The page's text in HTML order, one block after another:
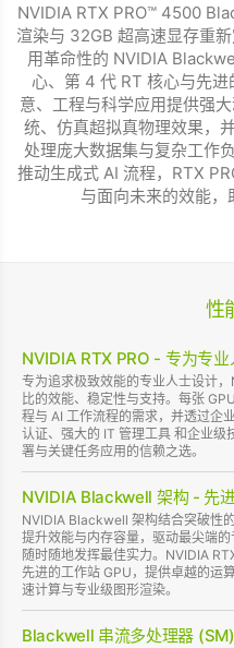
NVIDIA RTX PRO™ 4500
渲染与 32GB 超高速显存重
用革命性的 NVIDIA
心、第 4 代 RT 核心与先
意、工程与科学应用提供强
统、仿真超拟真物理效果，
处理庞大数据集与复杂工作
推动生成式 AI 流程，RTX
与面向未来的效能，
性
NVIDIA RTX PRO - 专为专
专为追求极致效能的专业人士设计
比的效能、稳定性与支持。每张
程与 AI 工作流程的需求，并透过企
认证、强大的 IT 管理工具 和企业级
署与关键任务应用的信赖之选。
NVIDIA Blackwell 架构 - 先
NVIDIA Blackwell 架构结合突破性
提升效能与内存容量，驱动最尖端
随时随地发挥最佳实力。NVIDIA
先进的工作站 GPU，提供卓越的运
速计算与专业级图形渲染。
Blackwell 串流多处理器 (SM)